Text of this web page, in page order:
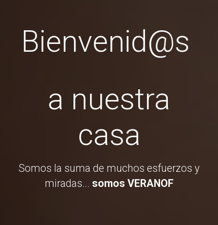
Bienvenid@s
a nuestra
casa
Somos la suma de muchos esfuerzos y
miradas... somos VERANOF